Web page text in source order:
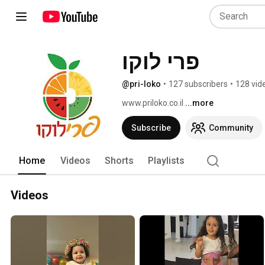
פרי לוקו
@pri-loko • 127 subscribers • 128
www.priloko.co.il ...more
Subscribe Community
Home Videos Shorts Playlists
Videos